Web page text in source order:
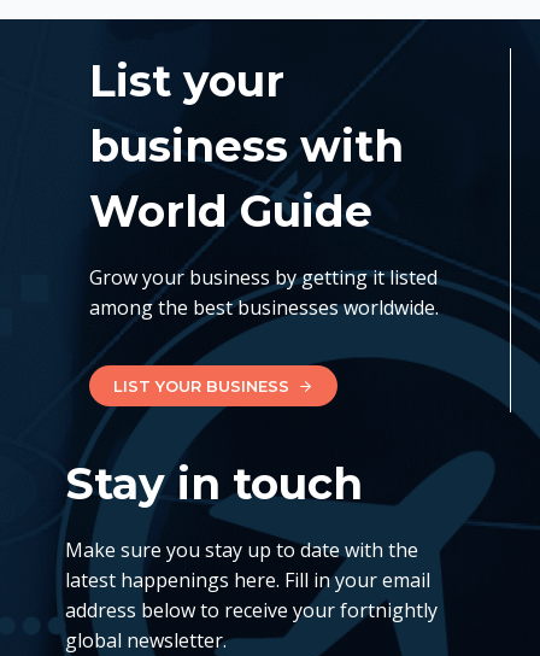
List your
business with
World Guide
Grow your business by getting it listed
among the best businesses worldwide.
LIST YOUR BUSINESS
Stay in touch
Make sure you stay up to date with the
latest happenings here. Fill in your email
address below to receive your fortnightly
global newsletter.